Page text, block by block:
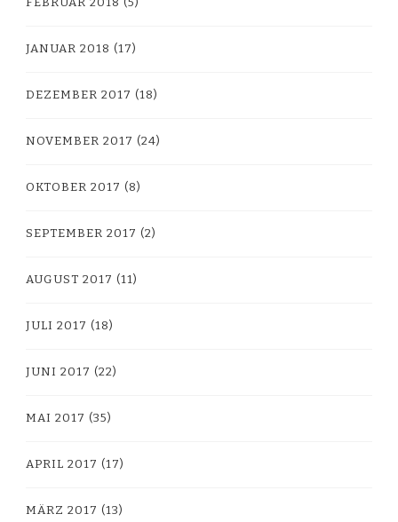
JANUAR 2018 (17)
DEZEMBER 2017 (18)
NOVEMBER 2017 (24)
OKTOBER 2017 (8)
SEPTEMBER 2017 (2)
AUGUST 2017 (11)
JULI 2017 (18)
JUNI 2017 (22)
MAI 2017 (35)
APRIL 2017 (17)
MÄRZ 2017 (13)